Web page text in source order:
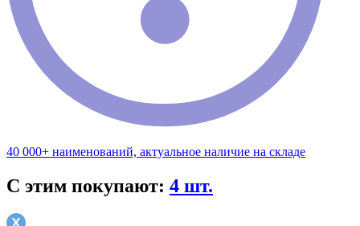
40 000+ наименований, актуальное наличие на складе
С этим покупают: 4 шт.